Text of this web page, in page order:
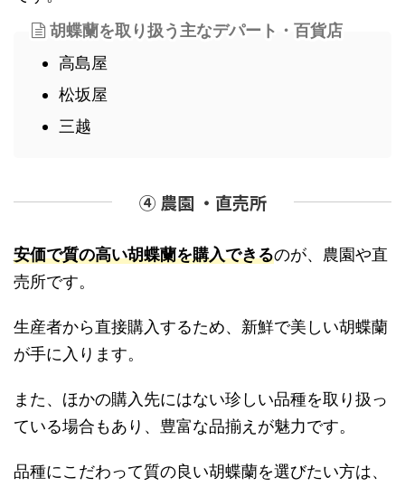
胡蝶蘭を取り扱う主なデパート・百貨店
高島屋
松坂屋
三越
④ 農園 ・直売所
安価で質の高い胡蝶蘭を購入できるのが、農園や直
売所です。
生産者から直接購入するため、新鮮で美しい胡蝶蘭
が手に入ります。
また、ほかの購入先にはない珍しい品種を取り扱っ
ている場合もあり、豊富な品揃えが魅力です。
品種にこだわって質の良い胡蝶蘭を選びたい方は、